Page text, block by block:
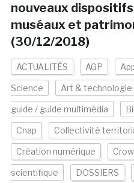
nouveaux
muséaux et
(30/12/2018)
ACTUALITÉS AGP
Science Art & technologie
guide / guide multimédia
Cnap Collectivité
Création numérique
scientifique DOSSIERS